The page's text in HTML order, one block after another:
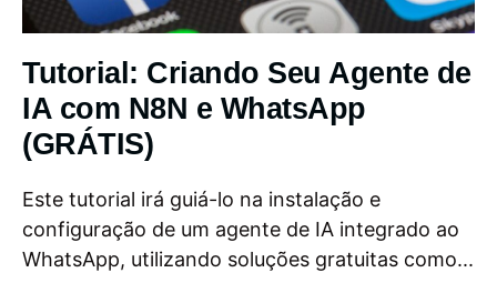
Tutorial: Criando Seu Agente de
IA com N8N e WhatsApp
(GRÁTIS)
Este tutorial irá guiá-lo na instalação e
configuração de um agente de IA integrado ao
WhatsApp, utilizando soluções gratuitas como...